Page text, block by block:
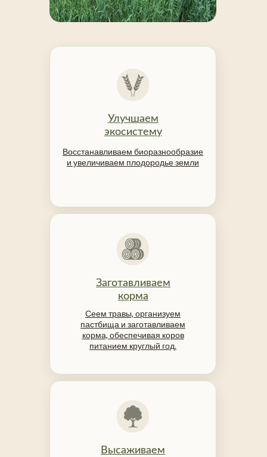
Восстанавливаем биоразнообразие
и увеличиваем плодородье земли
Улучшаем
экосистему
Заготавливаем
корма
Сеем травы, организуем
пастбища и заготавливаем
корма, обеспечивая коров
питанием круглый год.
Высаживаем